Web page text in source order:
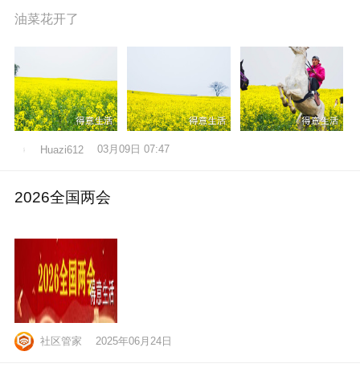
油菜花开了
Huazi612 03月09日 07:47
2026全国两会
社区管家 2025年06月24日